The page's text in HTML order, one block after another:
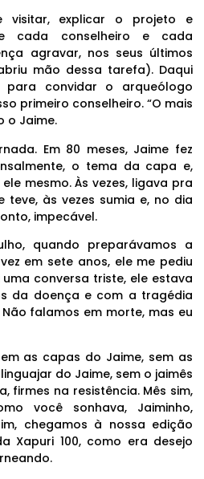
visitar, explicar o projeto e
cada conselheiro e cada
agravar, nos seus últimos
mão dessa tarefa). Daqui
para convidar o arqueólogo
primeiro conselheiro. “O mais
o Jaime.
Em 80 meses, Jaime fez
o tema da capa e,
mesmo. Às vezes, ligava pra
às vezes sumia e, no dia
impecável.
quando preparávamos a
em sete anos, ele me pediu
conversa triste, ele estava
da doença e com a tragédia
falamos em morte, mas eu
as capas do Jaime, sem as
do Jaime, sem o jaimês
firmes na resistência. Mês sim,
você sonhava, Jaiminho,
chegamos à nossa edição
Xapuri 100, como era desejo